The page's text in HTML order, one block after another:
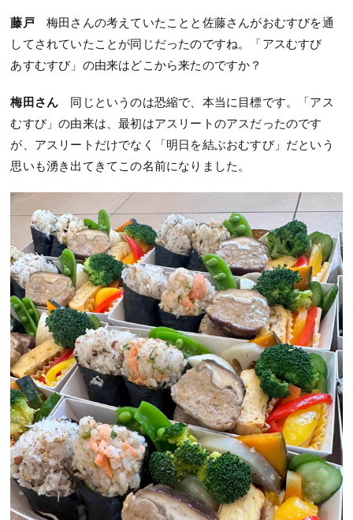
藤戸梅田さんの考えていたことと佐藤さんがおむすびを通
してされていたことが同じだったのですね。「アスむすび
あすむすび」の由来はどこから来たのですか？
梅田さん 同じというのは恐縮で、本当に目標です。「アス
むすび」の由来は、最初はアスリートのアスだったのです
が、アスリートだけでなく「明日を結ぶおむすび」だという
思いも湧き出てきてこの名前になりました。